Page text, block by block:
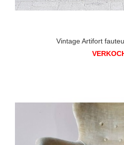
Vintage Artifort